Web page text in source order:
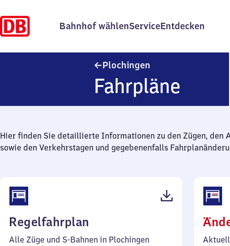
Bahnhof wählenServiceEntdecken
Plochingen
Fahrpläne
Hier finden Sie detaillierte Informationen zu den Zügen, den
sowie den Verkehrstagen und gegebenenfalls
Regelfahrplan
103
Alle Züge und S-Bahnen in Plochingen